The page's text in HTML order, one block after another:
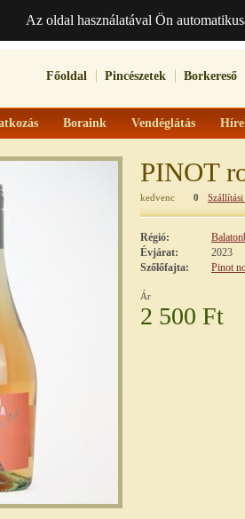
Az oldal használatával Ön
Főoldal Pincészetek Borkereső
Boraink Vendéglátás
PINOT
kedvenc 0
Régió:
Évjárat:
2023
Szőlőfajta:
Pinot
Ár
2 500 Ft